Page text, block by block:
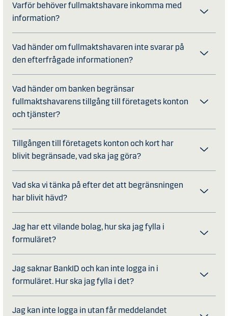
Varför behöver fullmaktshavare inkomma med
information?
Vad händer om fullmaktshavaren inte svarar på
den efterfrågade informationen?
Vad händer om banken begränsar
fullmaktshavarens tillgång till företagets konton
och tjänster?
Tillgången till företagets konton och kort har
blivit begränsade, vad ska jag göra?
Vad ska vi tänka på efter det att begränsningen
har blivit hävd?
Jag har ett vilande bolag, hur ska jag fylla i
formuläret?
Jag saknar BankID och kan inte logga in i
formuläret. Hur ska jag fylla i det?
Jag kan inte logga in utan får meddelandet